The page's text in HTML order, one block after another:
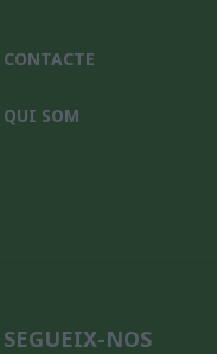
CONTACTE
QUI SOM
SEGUEIX-NOS